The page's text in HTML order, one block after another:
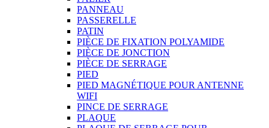
PANNEAU
PASSERELLE
PATIN
PIÈCE DE FIXATION POLYAMIDE
PIÈCE DE JONCTION
PIÈCE DE SERRAGE
PIED
PIED MAGNÉTIQUE POUR ANTENNE
WIFI
PINCE DE SERRAGE
PLAQUE